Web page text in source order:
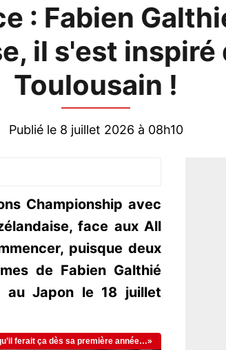
: Fabien
il s'est inspiré
Toulousain !
Publié le 8 juillet 2026 à 08h10
Championship avec
face aux All
puisque deux
de Fabien Galthié
au Japon le 18 juillet